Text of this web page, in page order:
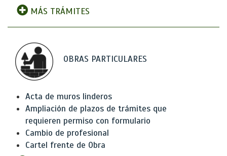
MÁS TRÁMITES
OBRAS PARTICULARES
Acta de muros linderos
Ampliación de plazos de trámites que
requieren permiso con formulario
Cambio de profesional
Cartel frente de Obra